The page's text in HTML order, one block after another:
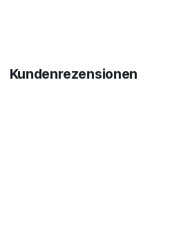
Kundenrezensionen